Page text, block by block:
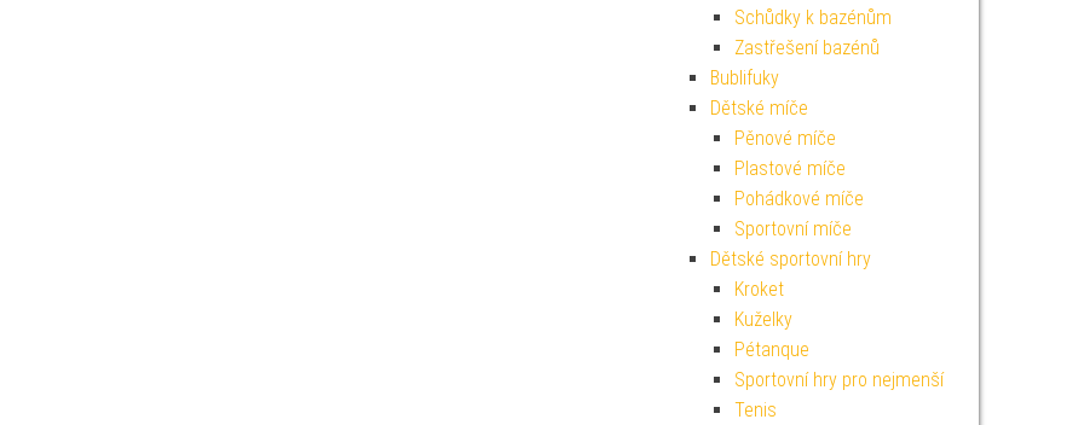
Schůdky k bazénům
Zastřešení bazénů
Bublifuky
Dětské míče
Pěnové míče
Plastové míče
Pohádkové míče
Sportovní míče
Dětské sportovní hry
Kroket
Kuželky
Pétanque
Sportovní hry pro nejmenší
Tenis